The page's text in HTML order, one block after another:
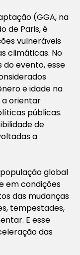
(GGA, na
de Paris, é
vulneráveis
climáticas. No
evento, esse
e idade na
a orientar
públicas.
de
a
global
em condições
das mudanças
tempestades,
E esse
das